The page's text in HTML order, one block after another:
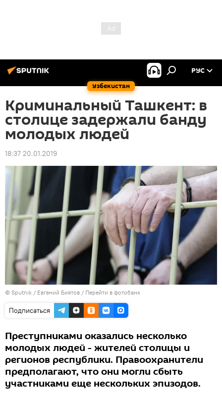
Узбекистан
РУС
Криминальный Ташкент: в
столице задержали банду
молодых людей
18:37 20.01.2019
© Sputnik / Евгений Биятов / Перейти в фотобанк
Подписаться
Преступниками оказались несколько
молодых людей - жителей столицы и
регионов республики. Правоохранители
предполагают, что они могли сбыть
участниками еще нескольких эпизодов.